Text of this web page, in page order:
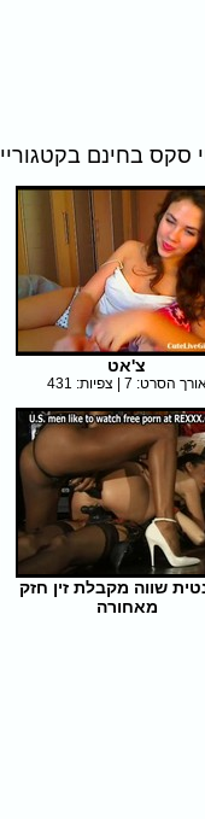
צ'אט
הסרט: 7 | צפיות: 431
שווה מקבלת זין חזק
מאחורה